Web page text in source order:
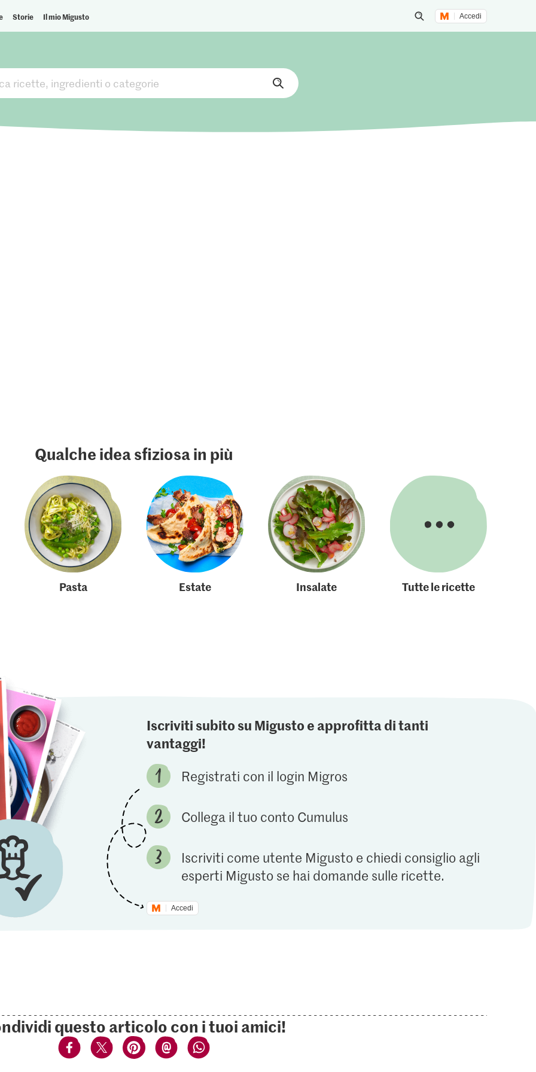
Storie Il mio Migusto
Inizia una ricerca
Accedi
Qualche idea sfiziosa in più
Pasta Estate Insalate Tutte le ricette
Iscriviti subito su Migusto e approfitta di tanti
vantaggi!
Registrati con il login Migros
Collega il tuo conto Cumulus
Iscriviti come utente Migusto e chiedi consiglio agli
esperti Migusto se hai domande sulle ricette.
Accedi
questo articolo con i tuoi amici!